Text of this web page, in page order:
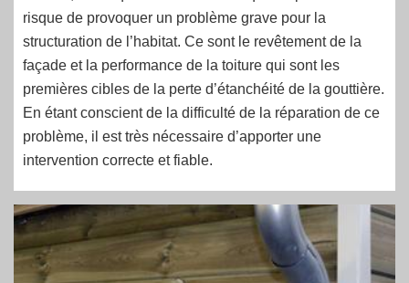
risque de provoquer un problème grave pour la
structuration de l’habitat. Ce sont le revêtement de la
façade et la performance de la toiture qui sont les
premières cibles de la perte d’étanchéité de la gouttière.
En étant conscient de la difficulté de la réparation de ce
problème, il est très nécessaire d’apporter une
intervention correcte et fiable.